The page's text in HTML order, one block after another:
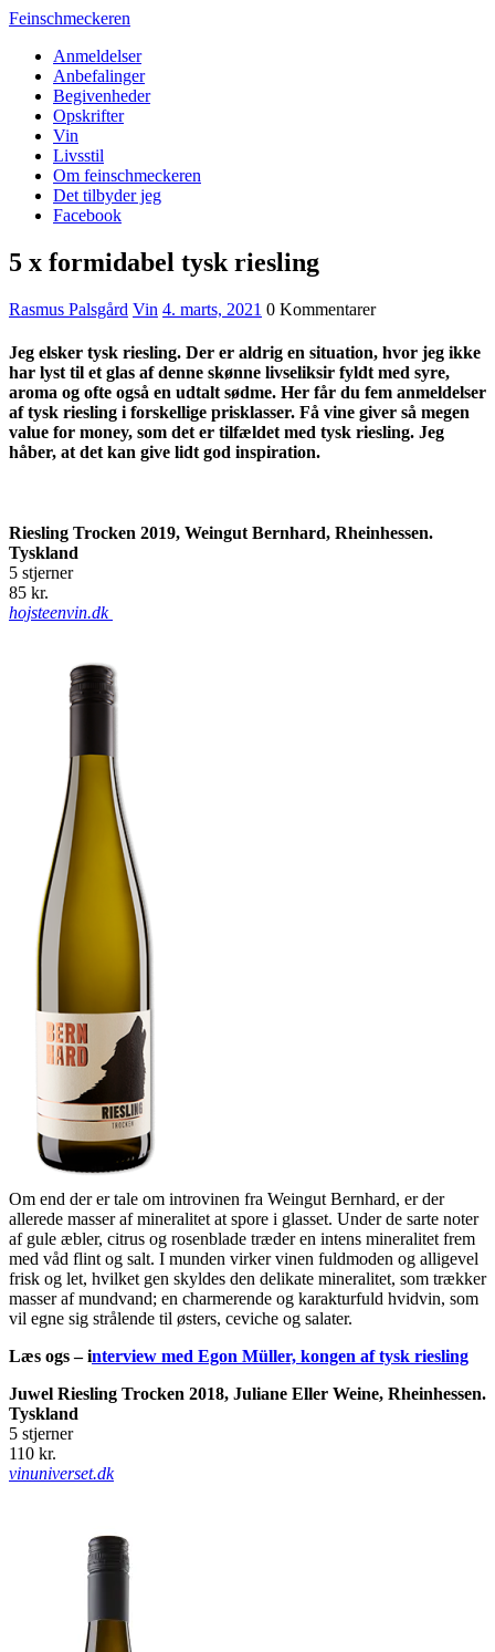
Feinschmeckeren
Anmeldelser
Anbefalinger
Begivenheder
Opskrifter
Vin
Livsstil
Om feinschmeckeren
Det tilbyder jeg
Facebook
5 x formidabel tysk riesling
Rasmus Palsgård Vin 4. marts, 2021 0 Kommentarer
Jeg elsker tysk riesling. Der er aldrig en situation, hvor jeg ikke
har lyst til et glas af denne skønne livseliksir fyldt med syre,
aroma og ofte også en udtalt sødme. Her får du fem anmeldelser
af tysk riesling i forskellige prisklasser. Få vine giver så megen
value for money, som det er tilfældet med tysk riesling. Jeg
håber, at det kan give lidt god inspiration.
Riesling Trocken 2019, Weingut Bernhard, Rheinhessen.
Tyskland
5 stjerner
85 kr.
hojsteenvin.dk
Om end der er tale om introvinen fra Weingut Bernhard, er der
allerede masser af mineralitet at spore i glasset. Under de sarte noter
af gule æbler, citrus og rosenblade træder en intens mineralitet frem
med våd flint og salt. I munden virker vinen fuldmoden og alligevel
frisk og let, hvilket gen skyldes den delikate mineralitet, som trækker
masser af mundvand; en charmerende og karakturfuld hvidvin, som
vil egne sig strålende til østers, ceviche og salater.
Læs ogs – interview med Egon Müller, kongen af tysk riesling
Juwel Riesling Trocken 2018, Juliane Eller Weine, Rheinhessen.
Tyskland
5 stjerner
110 kr.
vinuniverset.dk